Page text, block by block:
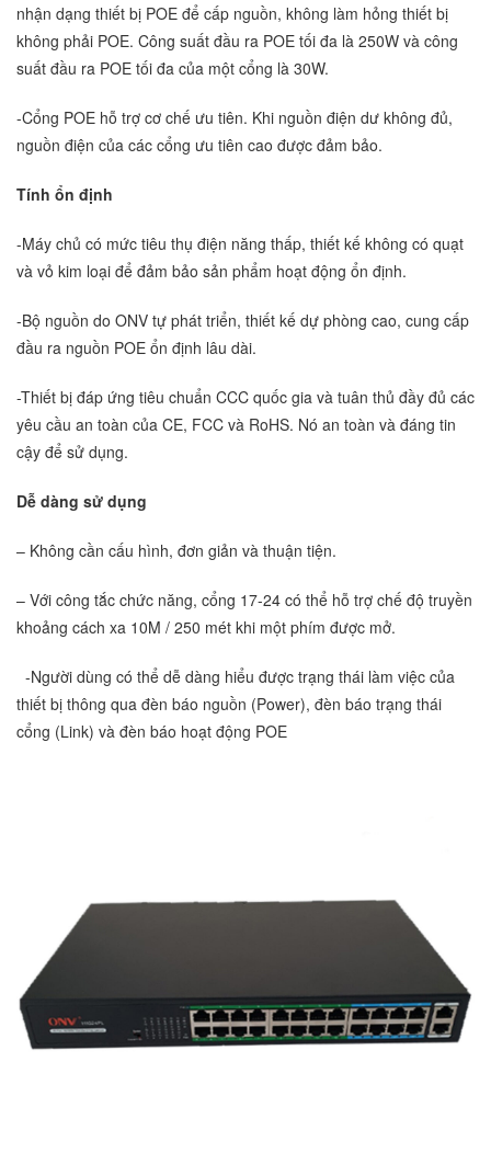
nhận dạng thiết bị POE để cấp nguồn, không làm hỏng thiết bị
không phải POE. Công suất đầu ra POE tối đa là 250W và công
suất đầu ra POE tối đa của một cổng là 30W.
-Cổng POE hỗ trợ cơ chế ưu tiên. Khi nguồn điện dư không đủ,
nguồn điện của các cổng ưu tiên cao được đảm bảo.
Tính ổn định
-Máy chủ có mức tiêu thụ điện năng thấp, thiết kế không có quạt
và vỏ kim loại để đảm bảo sản phẩm hoạt động ổn định.
-Bộ nguồn do ONV tự phát triển, thiết kế dự phòng cao, cung cấp
đầu ra nguồn POE ổn định lâu dài.
-Thiết bị đáp ứng tiêu chuẩn CCC quốc gia và tuân thủ đầy đủ các
yêu cầu an toàn của CE, FCC và RoHS. Nó an toàn và đáng tin
cậy để sử dụng.
Dễ dàng sử dụng
– Không cần cấu hình, đơn giản và thuận tiện.
– Với công tắc chức năng, cổng 17-24 có thể hỗ trợ chế độ truyền
khoảng cách xa 10M / 250 mét khi một phím được mở.
-Người dùng có thể dễ dàng hiểu được trạng thái làm việc của
thiết bị thông qua đèn báo nguồn (Power), đèn báo trạng thái
cổng (Link) và đèn báo hoạt động POE